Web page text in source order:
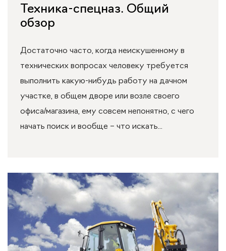
Техника-спецназ. Общий
обзор
Достаточно часто, когда неискушенному в
технических вопросах человеку требуется
выполнить какую-нибудь работу на дачном
участке, в общем дворе или возле своего
офиса/магазина, ему совсем непонятно, с чего
начать поиск и вообще – что искать...